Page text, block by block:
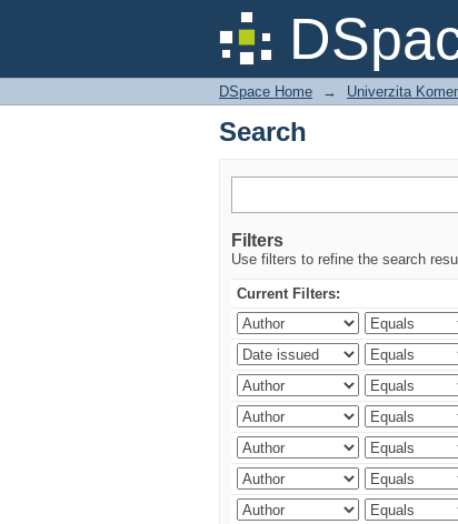
Search
DSpace Home → Univerzita
Search
Filters
Use filters to refine the search
Current Filters: